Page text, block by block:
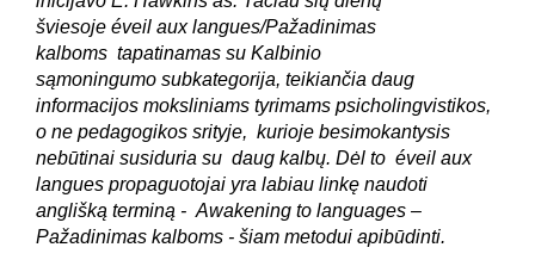
šviesoje éveil aux langues/Pažadinimas
kalboms tapatinamas su Kalbinio
sąmoningumo subkategorija, teikiančia daug
informacijos moksliniams tyrimams psicholingvistikos,
o ne pedagogikos srityje, kurioje besimokantysis
nebūtinai susiduria su daug kalbų. Dėl to éveil aux
langues propaguotojai yra labiau linkę naudoti
anglišką terminą - Awakening to languages –
Pažadinimas kalboms - šiam metodui apibūdinti.